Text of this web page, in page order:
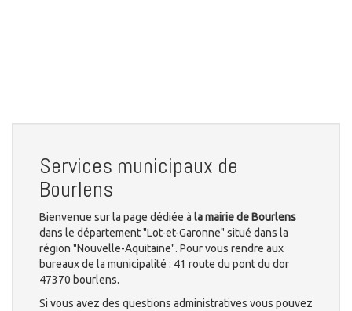
Services municipaux de
Bourlens
Bienvenue sur la page dédiée à la mairie de Bourlens
dans le département "Lot-et-Garonne" situé dans la
région "Nouvelle-Aquitaine". Pour vous rendre aux
bureaux de la municipalité : 41 route du pont du dor
47370 bourlens.
Si vous avez des questions administratives vous pouvez